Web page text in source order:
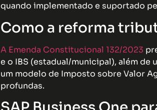
quando implementado e suportado
Como a reforma
A Emenda Constitucional 132/2023
e o IBS (estadual/municipal), além
um modelo de Imposto sobre Valor
profundas.